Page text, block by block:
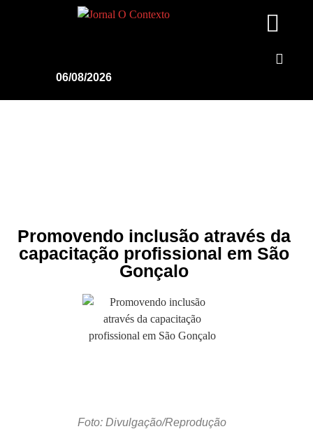
06/08/2026
Promovendo inclusão através da
capacitação profissional em São
Gonçalo
Foto: Divulgação/Reprodução